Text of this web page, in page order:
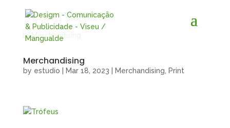
Merchandising
by estudio Mar 18, 2023 Merchandising Print